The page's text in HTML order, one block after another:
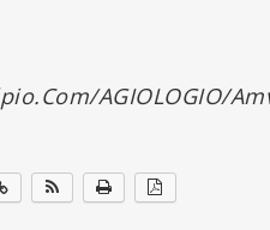
AGIOLOGIO/